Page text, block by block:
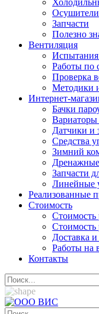
Осушители
Запчасти
Полезно
Вентиляция
Испытания
Работы по
Проверка
Методики
Интернет-
Бачки
Вариаторы
Датчики и
Средства
Зимний
Запчасти
Линейные
Реализованные
Стоимость
Стоимость
Доставка и
Работы на
Контакты